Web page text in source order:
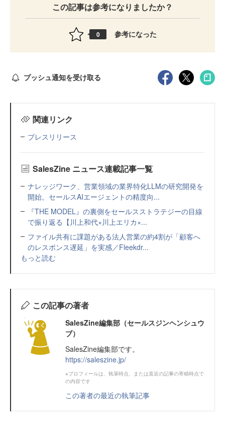
この記事は参考になりましたか？
0 参考になった
プッシュ通知を受け取る
関連リンク
プレスリリース
SalesZine ニュース連載記事一覧
ナレッジワーク、営業領域の業界特化LLMの研究開発を
開始。セールスAIエージェントの精度向...
『THE MODEL』の裏側をセールスストラテジーの目線
で振り返る【川上和代×川上エリカ×...
ファイル共有に課題がある法人営業の約4割が「顧客へ
のレスポンス遅延」を実感／Fleekdr...
もっと読む
この記事の著者
SalesZine編集部（セールスジンヘンシュウ
ブ）
SalesZine編集部です。
https://saleszine.jp/
※プロフィールは、執筆時点、または直近の記事の寄稿時点で
の内容です
この著者の最近の執筆記事